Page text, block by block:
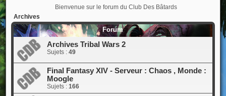
Bienvenue sur le forum du Club Des Bâtards
Archives
Forum
Archives Tribal Wars 2
Sujets : 49
Final Fantasy XIV - Serveur : Chaos , Monde :
Moogle
Sujets : 166